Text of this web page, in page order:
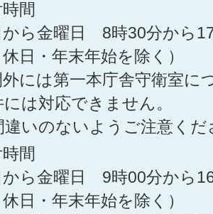
間
から金曜日 8時30分から
休日・年末年始を除く）
には第一本庁舎守衛室に
は対応できません。
違いのないようご注意くだ
間
から金曜日 9時00分から
休日・年末年始を除く）